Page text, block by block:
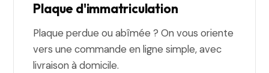
Plaque d'immatriculation
Plaque perdue ou abîmée ? On vous oriente
vers une commande en ligne simple, avec
livraison à domicile.